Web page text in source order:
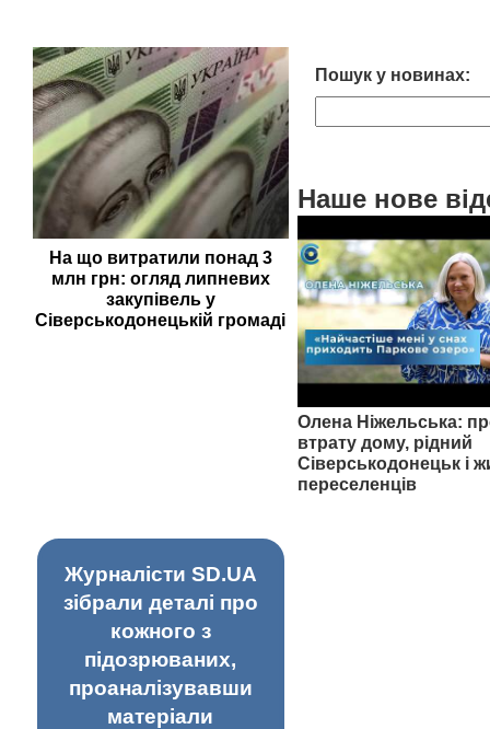
На що витратили понад 3
млн грн: огляд липневих
закупівель у
Сіверськодонецькій громаді
Пошук у новинах:
Наше нове
Олена Ніжельська:
втрату дому, рідний
Сіверськодонецьк і
переселенців
Журналісти SD.UA
зібрали деталі про
кожного з
підозрюваних,
проаналізувавши
матеріали